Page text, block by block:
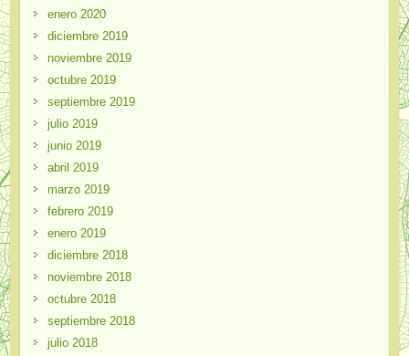
enero 2020
diciembre 2019
noviembre 2019
octubre 2019
septiembre 2019
julio 2019
junio 2019
abril 2019
marzo 2019
febrero 2019
enero 2019
diciembre 2018
noviembre 2018
octubre 2018
septiembre 2018
julio 2018